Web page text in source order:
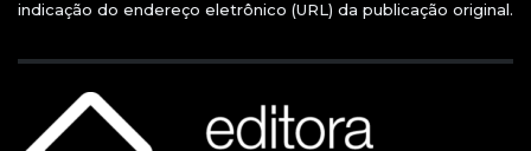
indicação do endereço eletrônico (URL) da publicação original.